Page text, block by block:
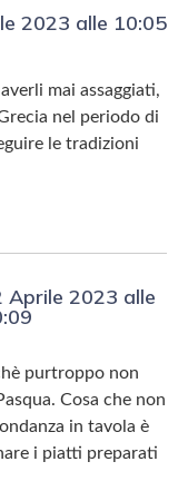
2023 alle 10:05
mai assaggiati,
nel periodo di
le tradizioni
Aprile 2023 alle
purtroppo non
Cosa che non
in tavola è
i piatti preparati